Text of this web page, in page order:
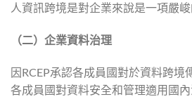
人資訊跨境是對企業來說是一項嚴峻
（二）企業資料治理
因RCEP承認各成員國對於資料跨境
各成員國對資料安全和管理適用國